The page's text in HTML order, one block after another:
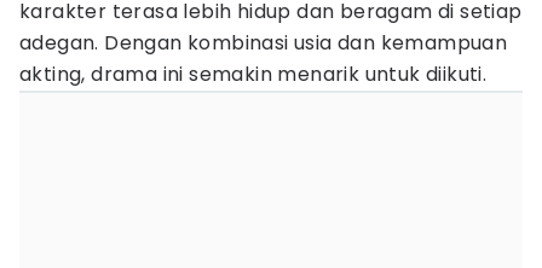
karakter terasa lebih hidup dan beragam di setiap
adegan. Dengan kombinasi usia dan kemampuan
akting, drama ini semakin menarik untuk diikuti.